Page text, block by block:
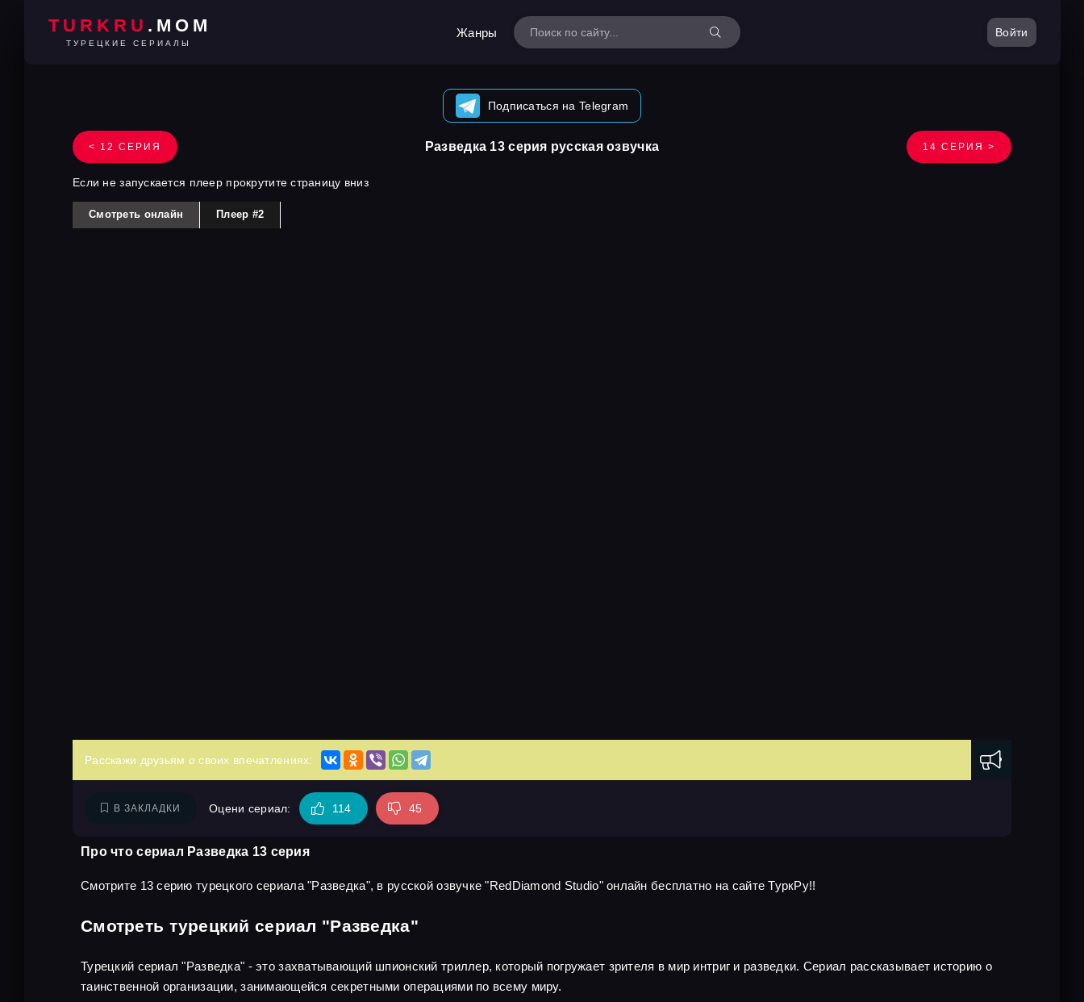
TURKRU .MOM
ТУРЕЦКИЕ СЕРИАЛЫ
Жанры Войти
Подписаться на Telegram
< 12 СЕРИЯ Разведка 13 серия русская озвучка 14 СЕРИЯ >
Если не запускается плеер прокрутите страницу вниз
Смотреть онлайн Плеер #2
Расскажи друзьям о своих впечатлениях:
В ЗАКЛАДКИ Оцени сериал: 114 45
Про что сериал Разведка 13 серия
Смотрите 13 серию турецкого сериала "Разведка", в русской озвучке "RedDiamond Studio" онлайн бесплатно на сайте ТуркРу!!
Смотреть турецкий сериал "Разведка"
Турецкий сериал "Разведка" - это захватывающий шпионский триллер, который погружает зрителя в мир интриг и разведки. Сериал рассказывает историю о
таинственной организации, занимающейся секретными операциями по всему миру.